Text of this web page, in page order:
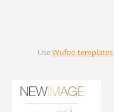
UseWufoo templates